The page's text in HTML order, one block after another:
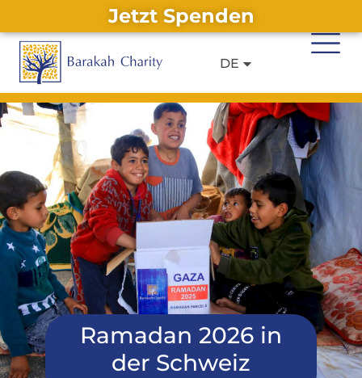
Jetzt Spenden
Alternative:
DE
EN
IT
FR
Ramadan 2026 in
der Schweiz